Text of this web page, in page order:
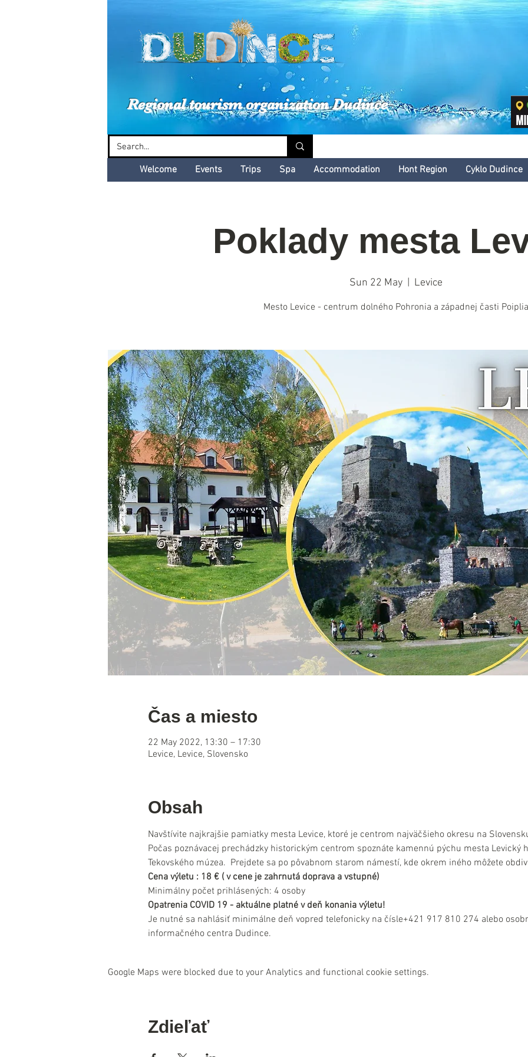
Dudinské kultúrne leto
Regional tourism organization Dudince
Welcome Events Trips Spa Accommodation Hont Region Cyklo Dudince
Poklady mesta
Sun 22 May Levice
Mesto Levice - centrum dolného Pohronia a západnej časti Poiplia
Čas a miesto
22 May 2022, 13:30 – 17:30
Levice, Levice, Slovensko
Obsah
Navštívite najkrajšie pamiatky mesta Levice, ktoré je centrom najväčšieho okresu na
Počas poznávacej prechádzky historickým centrom spoznáte kamennú pýchu mesta Levický
Tekovského múzea.  Prejdete sa po pôvabnom starom námestí, kde okrem iného môžete
Cena výletu : 18 € ( v cene je zahrnutá doprava a vstupné)
Minimálny počet prihlásených: 4 osoby
Opatrenia COVID 19 - aktuálne platné v deň konania výletu!
Je nutné sa nahlásiť minimálne deň vopred telefonicky na čísle+421 917 810 274 alebo
informačného centra Dudince.
Google Maps were blocked due to your Analytics and functional cookie settings.
Zdieľať